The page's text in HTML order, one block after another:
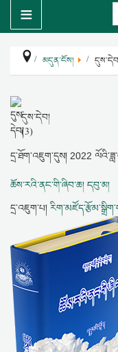
≡
མདུན་ངོས།
དུས་དེབ།
(3)
དྲ་ཐོག་འཇུག་དུས། 2022
ཆོས་རའི་ནང་གི་ཞིབ་ཆ། དབུ་མ།
དྲ་འཇུག་པ།